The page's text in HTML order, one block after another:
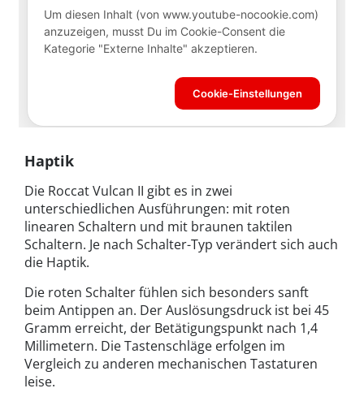
Haptik
Die Roccat Vulcan II gibt es in zwei
unterschiedlichen Ausführungen: mit roten
linearen Schaltern und mit braunen taktilen
Schaltern. Je nach Schalter-Typ verändert sich auch
die Haptik.
Die roten Schalter fühlen sich besonders sanft
beim Antippen an. Der Auslösungsdruck ist bei 45
Gramm erreicht, der Betätigungspunkt nach 1,4
Millimetern. Die Tastenschläge erfolgen im
Vergleich zu anderen mechanischen Tastaturen
leise.